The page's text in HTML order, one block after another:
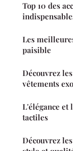
Top 10 des
Les
paisible
Découvrez
vêtements
L'élégance et
tactiles
Découvrez